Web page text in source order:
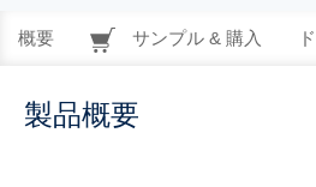
概要 サンプル & 購入
製品概要